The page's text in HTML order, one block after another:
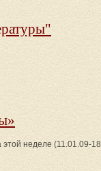
неделе (11.01.09-